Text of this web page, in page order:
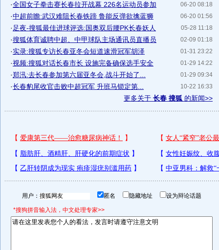
06-20 08:18
·全国女子拳击赛长春拉开战幕 226名运动员参加
06-20 01:56
·中超前瞻:武汉难阻长春铁蹄 鲁能反弹欲擒蓝狮
05-28 11:18
· 足夜-搜狐最佳进球评选:国奥双后腰PK长春妖人
02-09 01:18
·搜狐体育诚聘中超、中甲球队主场通讯员直播员
01-31 23:22
·实录:搜狐专访长春亚冬会短道速滑冠军胡泽
01-29 14:22
·视频:搜狐对话长春市长 设施完备确保选手安全
01-29 09:34
·郑汛:去长春参加第六届亚冬会,战斗开始了...
10-22 16:33
·长春豹尾收官击败中超冠军 升班马锁定第...
更多关于 长春 搜狐 的新闻>>
用户： 匿名 隐藏地址 设为辩论话题
*搜狗拼音输入法，中文处理专家>>